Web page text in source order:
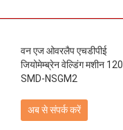
वन एज ओवरलैप एचडीपीई
जियोमेम्ब्रेन वेल्डिंग मशीन
SMD-NSGM2
अब से संपर्क करें